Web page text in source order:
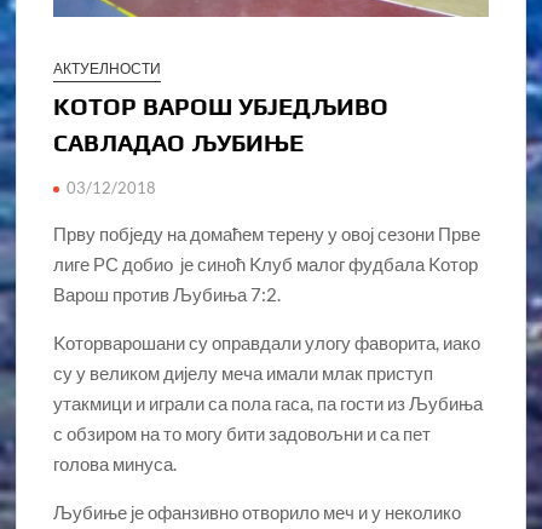
АКТУЕЛНОСТИ
KОТОР ВАРОШ УБЈЕДЉИВО
САВЛАДАО ЉУБИЊЕ
03/12/2018
Прву побједу на домаћем терену у овој сезони Прве
лиге РС добио је синоћ Kлуб малог фудбала Kотор
Варош против Љубиња 7:2.
Kоторварошани су оправдали улогу фаворита, иако
су у великом дијелу меча имали млак приступ
утакмици и играли са пола гаса, па гости из Љубиња
с обзиром на то могу бити задовољни и са пет
голова минуса.
Љубиње је офанзивно отворило меч и у неколико